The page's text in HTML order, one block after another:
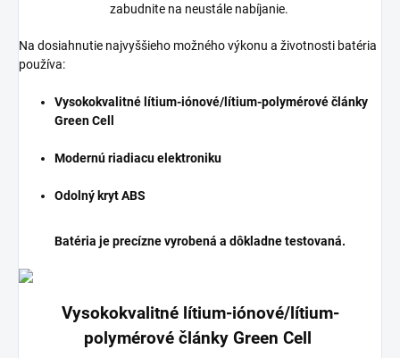
zabudnite na neustále nabíjanie.
Na dosiahnutie najvyššieho možného výkonu a životnosti batéria
používa:
Vysokokvalitné lítium-iónové/lítium-polymérové články
Green Cell
Modernú riadiacu elektroniku
Odolný kryt ABS
Batéria je precízne vyrobená a dôkladne testovaná.
Vysokokvalitné lítium-iónové/lítium-
polymérové články Green Cell